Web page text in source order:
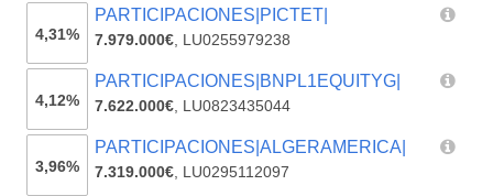
4,31%
PARTICIPACIONES|PICTET|
7.979.000€, LU0255979238
4,12%
PARTICIPACIONES|BNPL1EQUITYG|
7.622.000€, LU0823435044
3,96%
PARTICIPACIONES|ALGERAMERICA|
7.319.000€, LU0295112097